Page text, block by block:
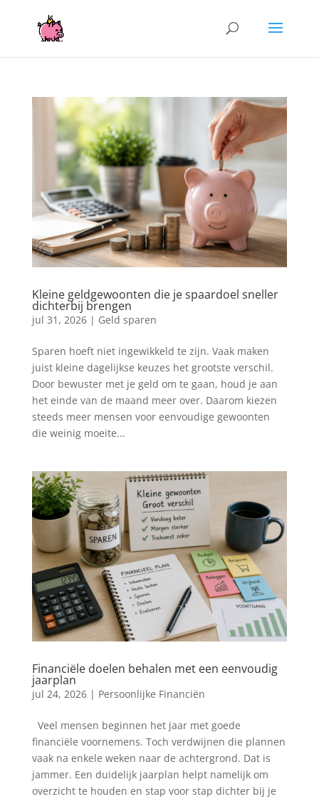
Kleine geldgewoonten die je spaardoel sneller
dichterbij brengen
jul 31, 2026| Geld sparen
Sparen hoeft niet ingewikkeld te zijn. Vaak maken
juist kleine dagelijkse keuzes het grootste verschil.
Door bewuster met je geld om te gaan, houd je aan
het einde van de maand meer over. Daarom kiezen
steeds meer mensen voor eenvoudige gewoonten
die weinig moeite...
Financiële doelen behalen met een eenvoudig
jaarplan
jul 24, 2026| Persoonlijke Financiën
Veel mensen beginnen het jaar met goede
financiële voornemens. Toch verdwijnen die plannen
vaak na enkele weken naar de achtergrond. Dat is
jammer. Een duidelijk jaarplan helpt namelijk om
overzicht te houden en stap voor stap dichter bij je